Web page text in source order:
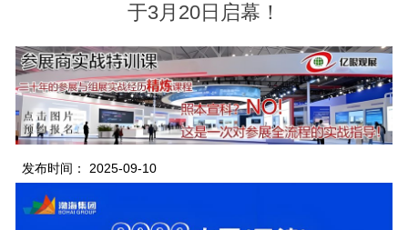
于3月20日启幕！
发布时间： 2025-09-10